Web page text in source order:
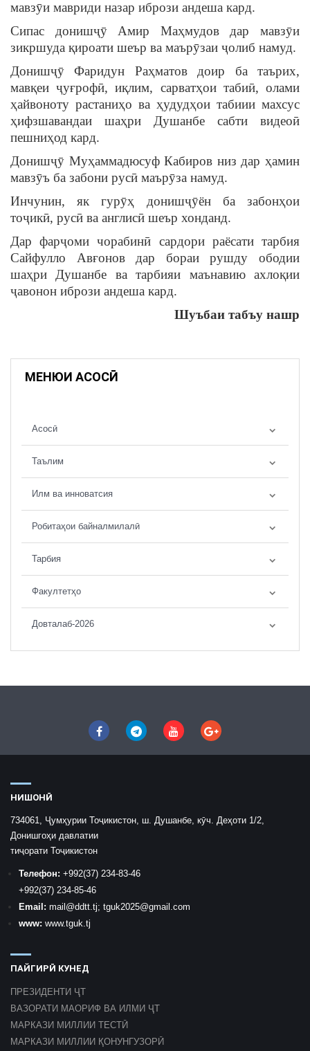
мавзӯи мавриди назар ибрози андеша кард.
Сипас донишҷӯ Амир Маҳмудов дар мавзӯи
зикршуда қироати шеър ва маърӯзаи ҷолиб намуд.
Донишҷӯ Фаридун Раҳматов доир ба таърих,
мавқеи ҷуғрофӣ, иқлим, сарватҳои табиӣ, олами
ҳайвоноту растаниҳо ва ҳудудҳои табиии махсус
ҳифзшавандаи шаҳри Душанбе сабти видеоӣ
пешниҳод кард.
Донишҷӯ Муҳаммадюсуф Кабиров низ дар ҳамин
мавзӯъ ба забони русӣ маърӯза намуд.
Инчунин, як гурӯҳ донишҷӯён ба забонҳои
тоҷикӣ, русӣ ва англисӣ шеър хонданд.
Дар фарҷоми чорабинӣ сардори раёсати тарбия
Сайфулло Авғонов дар бораи рушду ободии
шаҳри Душанбе ва тарбияи маънавию ахлоқии
ҷавонон ибрози андеша кард.
Шуъбаи табъу нашр
МЕНЮИ АСОСӢ
Асосӣ
Таълим
Илм ва инноватсия
Робитаҳои байналмилалӣ
Тарбия
Факултетҳо
Довталаб-2026
НИШОНӢ
734061, Ҷумҳурии Тоҷикистон, ш. Душанбе, кӯч. Деҳоти 1/2,
Донишгоҳи давлатии
тиҷорати Тоҷикистон
Телефон: +992(37) 234-83-46
+992(37) 234-85-46
Email: mail @ddtt.tj; tguk2025@gmail.com
www: www.tguk.tj
ПАЙГИРӢ КУНЕД
ПРЕЗИДЕНТИ ҶТ
ВАЗОРАТИ МАОРИФ ВА ИЛМИ ҶТ
МАРКАЗИ МИЛЛИИ ТЕСТӢ
МАРКАЗИ МИЛЛИИ ҚОНУНГУЗОРӢ